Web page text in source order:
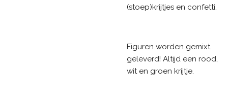
(stoep)krijtjes en confetti.
Figuren worden gemixt
geleverd! Altijd een rood,
wit en groen krijtje.